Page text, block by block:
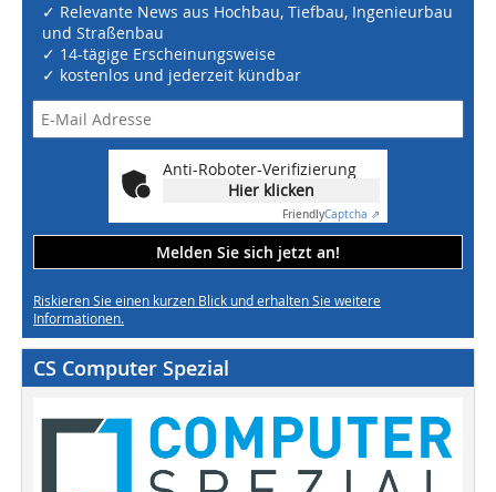
✓ Relevante News aus Hochbau, Tiefbau, Ingenieurbau
und Straßenbau
✓ 14-tägige Erscheinungsweise
✓ kostenlos und jederzeit kündbar
Anti-Roboter-Verifizierung
Hier klicken
FriendlyCaptcha ⇗
Melden Sie sich jetzt an!
Riskieren Sie einen kurzen Blick und erhalten Sie weitere
Informationen.
CS Computer Spezial